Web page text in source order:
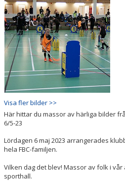
Visa fler bilder >>
Här hittar du massor av härliga bilder
6/5-23
Lördagen 6 maj 2023 arrangerades
hela FBC-familjen.
Vilken dag det blev! Massor av folk i
sporthall.